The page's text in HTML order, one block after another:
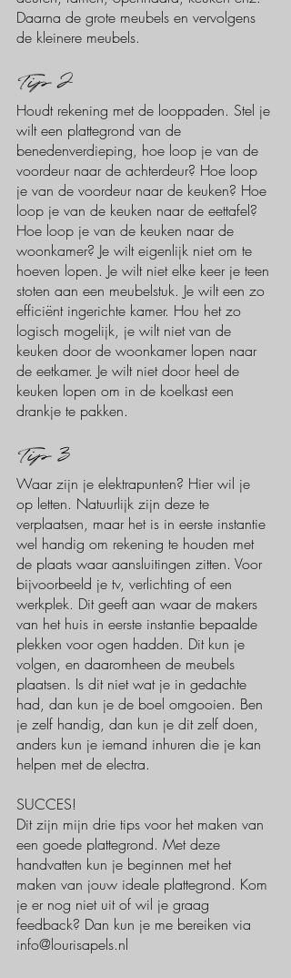
Daarna de grote meubels en vervolgens
de kleinere meubels.
Tip 2
Houdt rekening met de looppaden. Stel je
wilt een plattegrond van de
benedenverdieping, hoe loop je van de
voordeur naar de achterdeur? Hoe loop
je van de voordeur naar de keuken? Hoe
loop je van de keuken naar de eettafel?
Hoe loop je van de keuken naar de
woonkamer? Je wilt eigenlijk niet om te
hoeven lopen. Je wilt niet elke keer je teen
stoten aan een meubelstuk. Je wilt een zo
efficiënt ingerichte kamer. Hou het zo
logisch mogelijk, je wilt niet van de
keuken door de woonkamer lopen naar
de eetkamer. Je wilt niet door heel de
keuken lopen om in de koelkast een
drankje te pakken.
Tip 3
Waar zijn je elektrapunten? Hier wil je
op letten. Natuurlijk zijn deze te
verplaatsen, maar het is in eerste instantie
wel handig om rekening te houden met
de plaats waar aansluitingen zitten. Voor
bijvoorbeeld je tv, verlichting of een
werkplek. Dit geeft aan waar de makers
van het huis in eerste instantie bepaalde
plekken voor ogen hadden. Dit kun je
volgen, en daaromheen de meubels
plaatsen. Is dit niet wat je in gedachte
had, dan kun je de boel omgooien. Ben
je zelf handig, dan kun je dit zelf doen,
anders kun je iemand inhuren die je kan
helpen met de electra.
SUCCES!
Dit zijn mijn drie tips voor het maken van
een goede plattegrond. Met deze
handvatten kun je beginnen met het
maken van jouw ideale plattegrond. Kom
je er nog niet uit of wil je graag
feedback? Dan kun je me bereiken via
info@lourisapels.nl